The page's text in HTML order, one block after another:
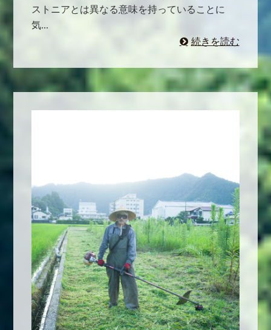
ストニアとは異なる意味を持っていることに
気...
続きを読む